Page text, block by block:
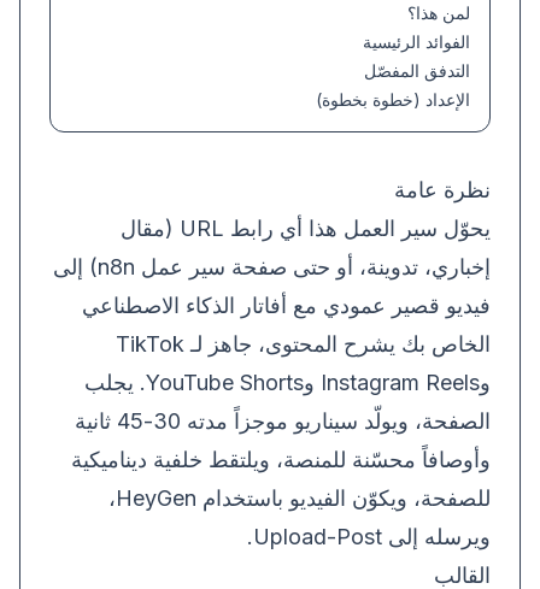
لمن هذا؟
الفوائد الرئيسية
التدفق المفصّل
الإعداد (خطوة بخطوة)
نظرة عامة
يحوّل سير العمل هذا أي رابط URL (مقال
إخباري، تدوينة، أو حتى صفحة سير عمل n8n) إلى
فيديو قصير عمودي مع أفاتار الذكاء الاصطناعي
الخاص بك يشرح المحتوى، جاهز لـ TikTok
وInstagram Reels وYouTube Shorts. يجلب
الصفحة، ويولّد سيناريو موجزاً مدته 30-45 ثانية
وأوصافاً محسّنة للمنصة، ويلتقط خلفية ديناميكية
للصفحة، ويكوّن الفيديو باستخدام HeyGen،
ويرسله إلى Upload-Post.
القالب